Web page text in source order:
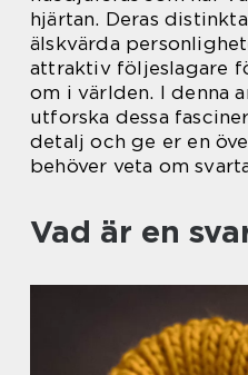
hjärtan. Deras
älskvärda
attraktiv följeslagare
om i världen. I denna
utforska dessa
detalj och ge er en
behöver veta om
Vad är en